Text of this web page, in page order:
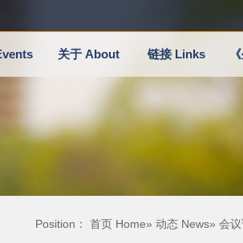
关于 About 链接 Links
Position： 首页 Home» 动态 News» 会